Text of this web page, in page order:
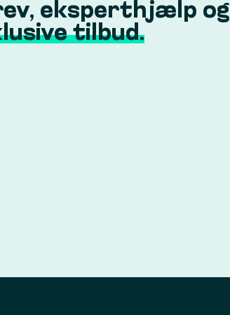
eksperthjælp og
tilbud.